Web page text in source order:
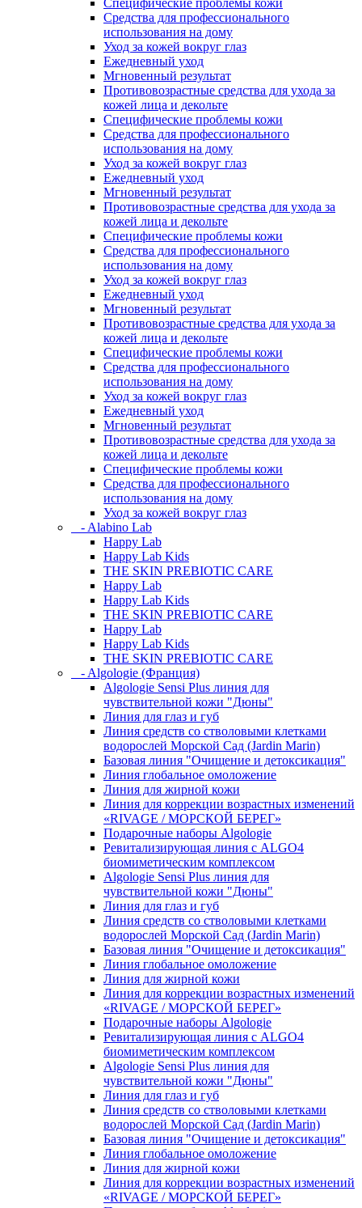
Специфические проблемы кожи
Средства для профессионального
использования на дому
Уход за кожей вокруг глаз
Ежедневный уход
Мгновенный результат
Противовозрастные средства для ухода за
кожей лица и декольте
Специфические проблемы кожи
Средства для профессионального
использования на дому
Уход за кожей вокруг глаз
Ежедневный уход
Мгновенный результат
Противовозрастные средства для ухода за
кожей лица и декольте
Специфические проблемы кожи
Средства для профессионального
использования на дому
Уход за кожей вокруг глаз
Ежедневный уход
Мгновенный результат
Противовозрастные средства для ухода за
кожей лица и декольте
Специфические проблемы кожи
Средства для профессионального
использования на дому
Уход за кожей вокруг глаз
Ежедневный уход
Мгновенный результат
Противовозрастные средства для ухода за
кожей лица и декольте
Специфические проблемы кожи
Средства для профессионального
использования на дому
Уход за кожей вокруг глаз
- Alabino Lab
Happy Lab
Happy Lab Kids
THE SKIN PREBIOTIC CARE
Happy Lab
Happy Lab Kids
THE SKIN PREBIOTIC CARE
Happy Lab
Happy Lab Kids
THE SKIN PREBIOTIC CARE
- Algologie (Франция)
Algologie Sensi Plus линия для
чувcтвительной кожи "Дюны"
Линия для глаз и губ
Линия средств со стволовыми клетками
водорослей Морской Сад (Jardin Marin)
Базовая линия "Очищение и детоксикация"
Линия глобальное омоложение
Линия для жирной кожи
Линия для коррекции возрастных изменений
«RIVAGE / МОРСКОЙ БЕРЕГ»
Подарочные наборы Algologie
Ревитализирующая линия с ALGO4
биомиметическим комплексом
Algologie Sensi Plus линия для
чувcтвительной кожи "Дюны"
Линия для глаз и губ
Линия средств со стволовыми клетками
водорослей Морской Сад (Jardin Marin)
Базовая линия "Очищение и детоксикация"
Линия глобальное омоложение
Линия для жирной кожи
Линия для коррекции возрастных изменений
«RIVAGE / МОРСКОЙ БЕРЕГ»
Подарочные наборы Algologie
Ревитализирующая линия с ALGO4
биомиметическим комплексом
Algologie Sensi Plus линия для
чувcтвительной кожи "Дюны"
Линия для глаз и губ
Линия средств со стволовыми клетками
водорослей Морской Сад (Jardin Marin)
Базовая линия "Очищение и детоксикация"
Линия глобальное омоложение
Линия для жирной кожи
Линия для коррекции возрастных изменений
«RIVAGE / МОРСКОЙ БЕРЕГ»